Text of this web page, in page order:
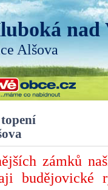
nad
Alšova
zámků
budějovické